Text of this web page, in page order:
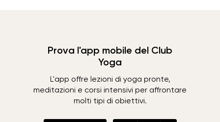
Prova l'app mobile del Club
Yoga
L'app offre lezioni di yoga pronte,
meditazioni e corsi intensivi per affrontare
molti tipi di obiettivi.